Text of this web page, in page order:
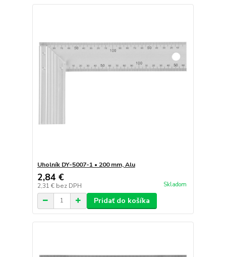
Uholník DY-5007-1 • 200 mm, Alu
2,84 €
2,31 € bez DPH Skladom
Pridať do košíka